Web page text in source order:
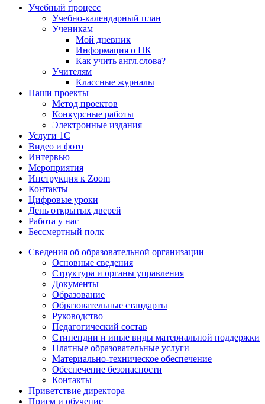
Учебный процесс
Учебно-календарный план
Ученикам
Мой дневник
Информация о ПК
Как учить англ.слова?
Учителям
Классные журналы
Наши проекты
Метод проектов
Конкурсные работы
Электронные издания
Услуги 1C
Видео и фото
Интервью
Мероприятия
Инструкция к Zoom
Контакты
Цифровые уроки
День открытых дверей
Работа у нас
Бессмертный полк
Сведения об образовательной организации
Основные сведения
Структура и органы управления
Документы
Образование
Образовательные стандарты
Руководство
Педагогический состав
Стипендии и иные виды материальной поддержки
Платные образовательные услуги
Материально-техническое обеспечение
Обеспечение безопасности
Контакты
Приветствие директора
Прием и обучение